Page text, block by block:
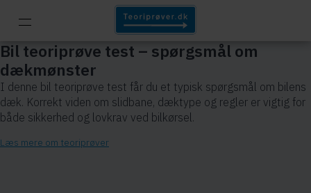
Bil teoriprøve test – spørgsmål om
dækmønster
I denne bil teoriprøve test får du et typisk spørgsmål om bilens
dæk. Korrekt viden om slidbane, dæktype og regler er vigtig for
både sikkerhed og lovkrav ved bilkørsel.
Læs mere om teoriprøver